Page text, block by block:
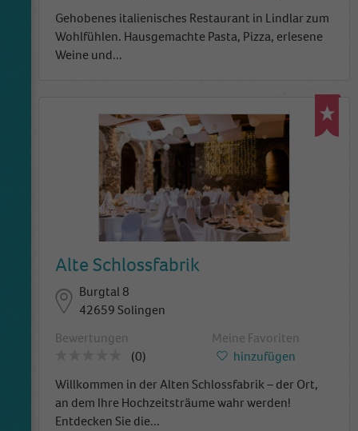
Gehobenes italienisches Restaurant in Lindlar zum
Wohlfühlen. Hausgemachte Pasta, Pizza, erlesene
Weine und...
Alte Schlossfabrik
Burgtal 8
42659 Solingen
Bewertungen
(0)
Meine Favoriten
hinzufügen
Willkommen in der Alten Schlossfabrik – der Ort,
an dem Ihre Hochzeitsträume wahr werden!
Entdecken Sie die...